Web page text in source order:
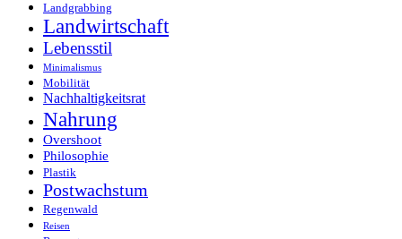
Landgrabbing
Landwirtschaft
Lebensstil
Minimalismus
Mobilität
Nachhaltigkeitsrat
Nahrung
Overshoot
Philosophie
Plastik
Postwachstum
Regenwald
Reisen